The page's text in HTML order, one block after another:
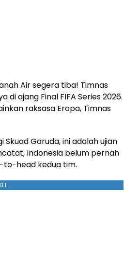
Air segera tiba! Timnas
ajang Final FIFA Series 2026.
raksasa Eropa, Timnas
Garuda, ini adalah ujian
Indonesia belum pernah
to-head kedua tim.